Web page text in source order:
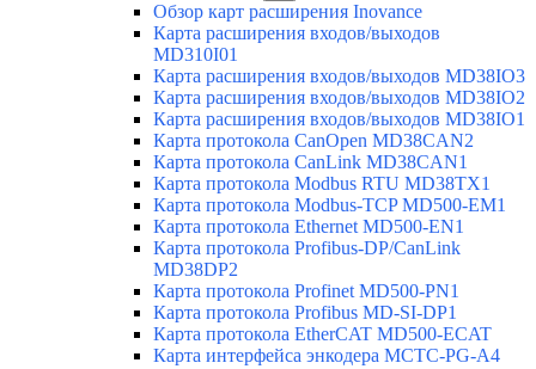
Обзор карт расширения Inovance
Карта расширения входов/выходов
MD310I01
Карта расширения входов/выходов MD38IO3
Карта расширения входов/выходов MD38IO2
Карта расширения входов/выходов MD38IO1
Карта протокола CanOpen MD38CAN2
Карта протокола CanLink MD38CAN1
Карта протокола Modbus RTU MD38TX1
Карта протокола Modbus-TCP MD500-EM1
Карта протокола Ethernet MD500-EN1
Карта протокола Profibus-DP/CanLink
MD38DP2
Карта протокола Profinet MD500-PN1
Карта протокола Profibus MD-SI-DP1
Карта протокола EtherCAT MD500-ECAT
Карта интерфейса энкодера MCTC-PG-A4